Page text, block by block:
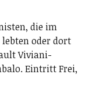
die im
lebten oder dort
Viviani-
Eintritt Frei,